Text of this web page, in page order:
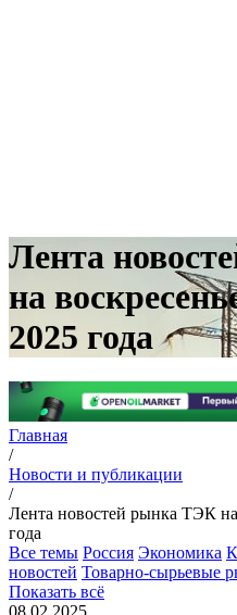
Лента
на
2025 года
Главная
/
Новости и публикации
/
Лента новостей рынка ТЭК на
года
Все темы Россия Экономика
новостей Товарно-сырьевые
Показать всё